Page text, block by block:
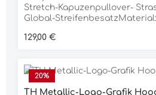
Recyceltes Polyester
Stretch-Kapuzenpullover-
Global-StreifenbesatzMaterial:
Regulärer Preis:
129,00 €
20%
TH Metallic-Logo-Grafik